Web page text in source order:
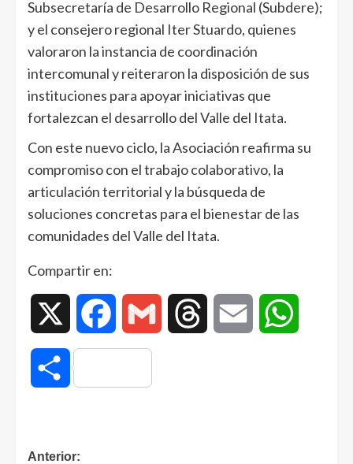
Subsecretaría de Desarrollo Regional (Subdere);
y el consejero regional Iter Stuardo, quienes
valoraron la instancia de coordinación
intercomunal y reiteraron la disposición de sus
instituciones para apoyar iniciativas que
fortalezcan el desarrollo del Valle del Itata.
Con este nuevo ciclo, la Asociación reafirma su
compromiso con el trabajo colaborativo, la
articulación territorial y la búsqueda de
soluciones concretas para el bienestar de las
comunidades del Valle del Itata.
Compartir en:
Facebook Gmail Threads Email
Compartir
Anterior: